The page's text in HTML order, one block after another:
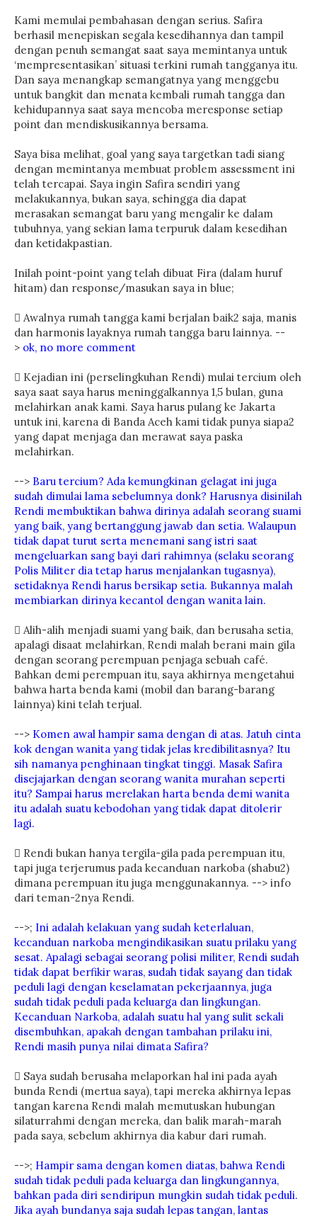
Kami memulai pembahasan dengan serius. Safira
berhasil menepiskan segala kesedihannya dan tampil
dengan penuh semangat saat saya memintanya untuk
‘mempresentasikan’ situasi terkini rumah tangganya itu.
Dan saya menangkap semangatnya yang menggebu
untuk bangkit dan menata kembali rumah tangga dan
kehidupannya saat saya mencoba meresponse setiap
point dan mendiskusikannya bersama.
Saya bisa melihat, goal yang saya targetkan tadi siang
dengan memintanya membuat problem assessment ini
telah tercapai. Saya ingin Safira sendiri yang
melakukannya, bukan saya, sehingga dia dapat
merasakan semangat baru yang mengalir ke dalam
tubuhnya, yang sekian lama terpuruk dalam kesedihan
dan ketidakpastian.
Inilah point-point yang telah dibuat Fira (dalam huruf
hitam) dan response/masukan saya in blue;
 Awalnya rumah tangga kami berjalan baik2 saja, manis
dan harmonis layaknya rumah tangga baru lainnya. --
> ok, no more comment
 Kejadian ini (perselingkuhan Rendi) mulai tercium oleh
saya saat saya harus meninggalkannya 1,5 bulan, guna
melahirkan anak kami. Saya harus pulang ke Jakarta
untuk ini, karena di Banda Aceh kami tidak punya siapa2
yang dapat menjaga dan merawat saya paska
melahirkan.
--> Baru tercium? Ada kemungkinan gelagat ini juga
sudah dimulai lama sebelumnya donk? Harusnya disinilah
Rendi membuktikan bahwa dirinya adalah seorang suami
yang baik, yang bertanggung jawab dan setia. Walaupun
tidak dapat turut serta menemani sang istri saat
mengeluarkan sang bayi dari rahimnya (selaku seorang
Polis Militer dia tetap harus menjalankan tugasnya),
setidaknya Rendi harus bersikap setia. Bukannya malah
membiarkan dirinya kecantol dengan wanita lain.
 Alih-alih menjadi suami yang baik, dan berusaha setia,
apalagi disaat melahirkan, Rendi malah berani main gila
dengan seorang perempuan penjaga sebuah café.
Bahkan demi perempuan itu, saya akhirnya mengetahui
bahwa harta benda kami (mobil dan barang-barang
lainnya) kini telah terjual.
--> Komen awal hampir sama dengan di atas. Jatuh cinta
kok dengan wanita yang tidak jelas kredibilitasnya? Itu
sih namanya penghinaan tingkat tinggi. Masak Safira
disejajarkan dengan seorang wanita murahan seperti
itu? Sampai harus merelakan harta benda demi wanita
itu adalah suatu kebodohan yang tidak dapat ditolerir
lagi.
 Rendi bukan hanya tergila-gila pada perempuan itu,
tapi juga terjerumus pada kecanduan narkoba (shabu2)
dimana perempuan itu juga menggunakannya. --> info
dari teman-2nya Rendi.
-->; Ini adalah kelakuan yang sudah keterlaluan,
kecanduan narkoba mengindikasikan suatu prilaku yang
sesat. Apalagi sebagai seorang polisi militer, Rendi sudah
tidak dapat berfikir waras, sudah tidak sayang dan tidak
peduli lagi dengan keselamatan pekerjaannya, juga
sudah tidak peduli pada keluarga dan lingkungan.
Kecanduan Narkoba, adalah suatu hal yang sulit sekali
disembuhkan, apakah dengan tambahan prilaku ini,
Rendi masih punya nilai dimata Safira?
 Saya sudah berusaha melaporkan hal ini pada ayah
bunda Rendi (mertua saya), tapi mereka akhirnya lepas
tangan karena Rendi malah memutuskan hubungan
silaturrahmi dengan mereka, dan balik marah-marah
pada saya, sebelum akhirnya dia kabur dari rumah.
-->; Hampir sama dengan komen diatas, bahwa Rendi
sudah tidak peduli pada keluarga dan lingkungannya,
bahkan pada diri sendiripun mungkin sudah tidak peduli.
Jika ayah bundanya saja sudah lepas tangan, lantas